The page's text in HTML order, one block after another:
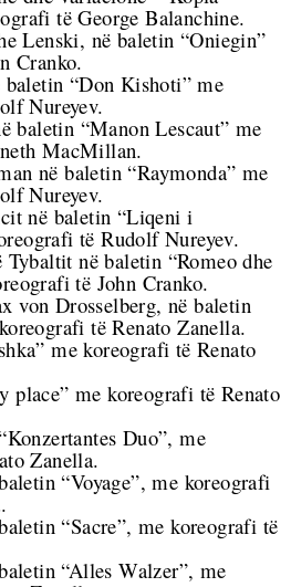
të George Balanchine.
Lenski, në baletin “Oniegin”
Cranko.
baletin “Don Kishoti” me
Nureyev.
baletin “Manon Lescaut” me
MacMillan.
në baletin “Raymonda” me
Nureyev.
në baletin “Liqeni i
të Rudolf Nureyev.
në baletin “Romeo dhe
të John Cranko.
von Drosselberg, në baletin
të Renato Zanella.
me koreografi të Renato
place” me koreografi të Renato
Duo”, me
Zanella.
“Voyage”, me koreografi
“Sacre”, me koreografi të
“Alles Walzer”, me